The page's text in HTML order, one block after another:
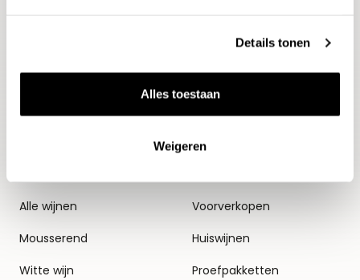
Details tonen
Alles toestaan
Weigeren
Alle wijnen
Mousserend
Witte wijn
Thema's
Voorverkopen
Huiswijnen
Proefpakketten